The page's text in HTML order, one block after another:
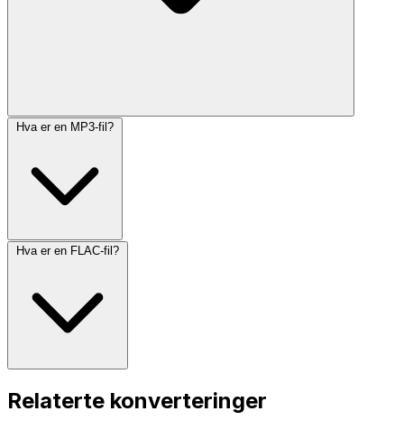
Hva er en MP3-fil?
Hva er en FLAC-fil?
Relaterte konverteringer